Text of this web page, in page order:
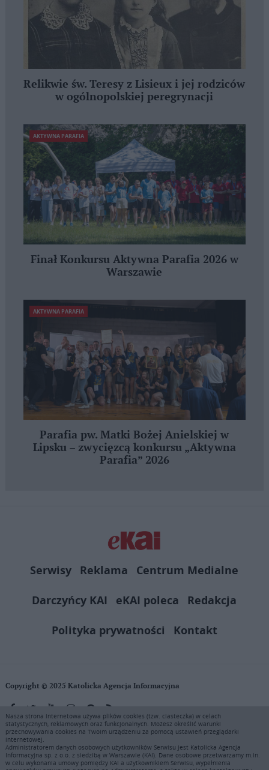
Relikwie św. Teresy z Lisieux i jej rodziców
w ogólnopolskiej peregrynacji
AKTYWNA PARAFIA
Finał Konkursu Aktywna Parafia 2026 w
Warszawie
AKTYWNA PARAFIA
Parafia pw. Matki Bożej Anielskiej w
Lipsku – zwycięzcą konkursu „Aktywna
Parafia” 2026
Serwisy Reklama
Centrum Medialne
Darczyńcy KAI
eKAI poleca
Redakcja
Polityka prywatności
Kontakt
Copyright © 2025 Katolicka Agencja Informacyjna
KAI zastrzega wszelkie prawa do serwisu. Użytkownicy mogą pobierać
i drukować fragmenty zawartości serwisu internetowego www.ekai.pl
wyłącznie do użytku osobistego. Publikacja, rozpowszechnianie
zawartości niniejszego serwisu lub jej sprzedaż (także framing i in.
Nasza strona internetowa używa plików cookies (tzw. ciasteczka) w celach
statystycznych, reklamowych oraz funkcjonalnych. Możesz określić warunki
przechowywania cookies na Twoim urządzeniu za pomocą ustawień przeglądarki
internetowej.
Administratorem danych osobowych użytkowników Serwisu jest Katolicka Agencja
Informacyjna sp. z o.o. z siedzibą w Warszawie (KAI). Dane osobowe przetwarzamy m.in.
w celu wykonania umowy pomiędzy KAI a użytkownikiem Serwisu, wypełnienia